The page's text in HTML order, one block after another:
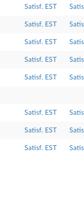
Satisf. EST
Satisf. EST
Satisf. EST
Satisf. EST
Satisf. EST
Satisf. EST
Satisf. EST
Satisf. EST